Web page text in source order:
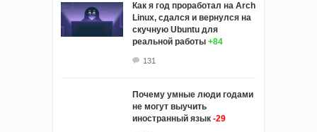
Как я год проработал на Arch
Linux, сдался и вернулся на
скучную Ubuntu для
реальной работы +84
131
Почему умные люди годами
не могут выучить
иностранный язык -29